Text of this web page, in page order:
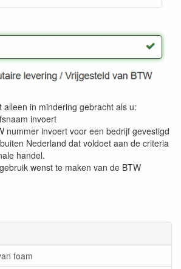
foam
alleen in mindering gebracht als u:
invoert
nummer invoert voor een bedrijf gevestigd
Nederland dat voldoet aan de criteria
handel.
wenst te maken van de BTW